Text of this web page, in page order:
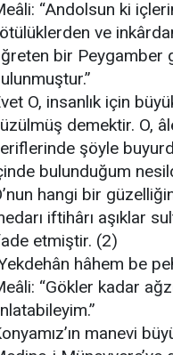
“Andolsun ki
ve
bir Peygamber
O, insanlık için
demektir. O,
şöyle
bulunduğum
hangi bir
iftihârı aşıklar
etmiştir. (2)
hâhem be
“Gökler kadar
manevi